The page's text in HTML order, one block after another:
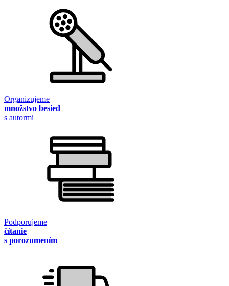
Organizujeme
množstvo besied
s autormi
Podporujeme
čítanie
s porozumením